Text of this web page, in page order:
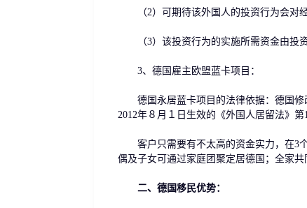
（2）可期待该外国人的投资行为会对
（3）该投资行为的实施所需资金由投资
3、德国雇主欧盟蓝卡项目：
德国永居蓝卡项目的法律依据：德国修
2012年８月１日生效的《外国人居留法》
客户只需要有不太高的资金实力，在3个
偶及子女可通过家庭团聚定居德国；全家共
二、德国移民优势：